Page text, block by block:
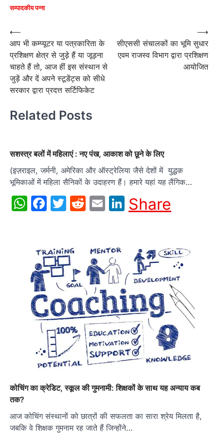
सम्पादकीय पन्ना
Post
navigation
⟵
आप भी कम्प्यूटर या पत्रकारिता के
प्रशिक्षण क्षेत्र से जुड़े हैं या जूड़ना
चाहते हैं तो, आज हीं इस संस्थान से
जुड़ें और दें अपने स्टूडेंट्स को सीधे
सरकार द्वारा प्रदत्त सर्टिफिकेट
सीएससी संचालकों का भूमि सुधार
एवम राजस्व विभाग द्वारा प्रशिक्षण
आयोजित
⟶
Related Posts
सशस्त्र बलों में महिलाएं : नए पंख, आकाश को छूने के लिए
(इज़राइल, जर्मनी, अमेरिका और ऑस्ट्रेलिया जैसे देशों में युद्धक
भूमिकाओं में महिला सैनिकों के उदाहरण हैं। हमारे यहां यह लैंगिक…
WhatsApp
Facebook
Twitter
Reddit
EmailLinkedIn
Share
कोचिंग का क्रेडिट, स्कूल की गुमनामी: शिक्षकों के साथ यह अन्याय कब
तक?
आज कोचिंग संस्थानों को छात्रों की सफलता का सारा श्रेय मिलता है,
जबकि वे शिक्षक गुमनाम रह जाते हैं जिन्होंने…